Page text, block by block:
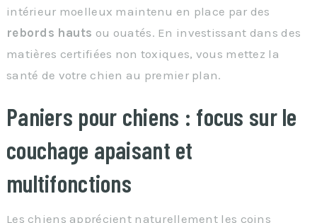
intérieur moelleux maintenu en place par des
rebords hauts ou ouatés. En investissant dans des
matières certifiées non toxiques, vous mettez la
santé de votre chien au premier plan.
Paniers pour chiens : focus sur le
couchage apaisant et
multifonctions
Les chiens apprécient naturellement les coins